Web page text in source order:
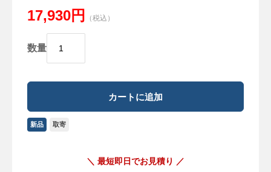
17,930円 （税込）
数量
新品 取寄
＼ 最短即日でお見積り ／